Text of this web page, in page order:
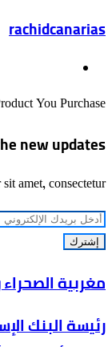
rachidcanarias
You Purchase
new updates!
amet, consectetur.
أدخل
بريدك
مغربية
وإستقالة
مغربية
رئيسة